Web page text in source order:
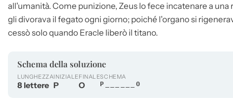
all'umanità. Come punizione, Zeus lo fece incatenare a una
gli divorava il fegato ogni giorno; poiché l'organo si
cessò solo quando Eracle liberò il titano.
Schema della soluzione
LUNGHEZZA
8 lettere
INIZIALE
P
FINALE
O
SCHEMA
P______O